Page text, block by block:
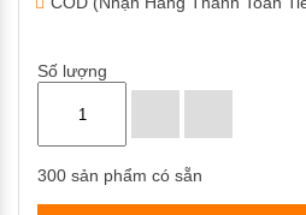
Số lượng
300 sản phẩm có sẵn